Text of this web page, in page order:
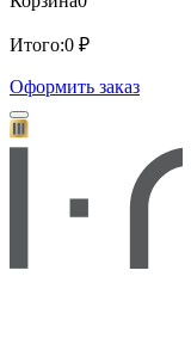
Итого:0 ₽
Оформить заказ